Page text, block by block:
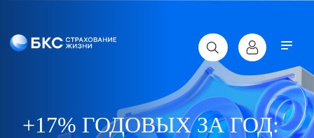
+17% ГОДОВЫХ ЗА ГОД: